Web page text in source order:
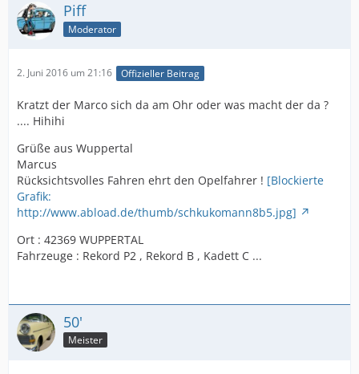
Piff
Moderator
2. Juni 2016 um 21:16 Offizieller Beitrag
Kratzt der Marco sich da am Ohr oder was macht der da ?
.... Hihihi
Grüße aus Wuppertal
Marcus
Rücksichtsvolles Fahren ehrt den Opelfahrer ! [Blockierte
Grafik:
http://www.abload.de/thumb/schkukomann8b5.jpg]
Ort : 42369 WUPPERTAL
Fahrzeuge : Rekord P2 , Rekord B , Kadett C ...
50'
Meister